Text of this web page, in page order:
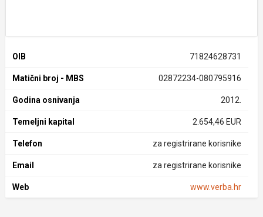
OIB 71824628731
Matični broj - MBS 02872234-080795916
Godina osnivanja 2012.
Temeljni kapital 2.654,46 EUR
Telefon za registrirane korisnike
Email za registrirane korisnike
Web www.verba.hr